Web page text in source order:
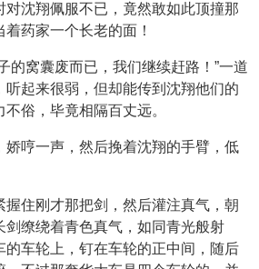
对沈翔佩服不已，竟然敢如此顶撞那
药家一个长老的面！
的窝囊废而已，我们继续赶路！”一道
听起来很弱，但却能传到沈翔他们的
俗，毕竟相隔百丈远。
娇哼一声，然后挽着沈翔的手臂，低
握住刚才那把剑，然后灌注真气，朝
剑缭绕着青色真气，如同青光般射
的车轮上，钉在车轮的正中间，随后